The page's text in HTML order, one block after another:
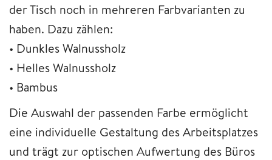
der Tisch noch in mehreren Farbvarianten zu
haben. Dazu zählen:
• Dunkles Walnussholz
• Helles Walnussholz
• Bambus
Die Auswahl der passenden Farbe ermöglicht
eine individuelle Gestaltung des Arbeitsplatzes
und trägt zur optischen Aufwertung des Büros